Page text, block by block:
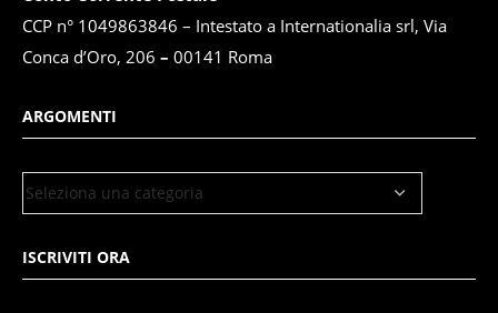
CCP n° 1049863846 – Intestato a Internationalia srl, Via
Conca d’Oro, 206 – 00141 Roma
ARGOMENTI
ISCRIVITI ORA